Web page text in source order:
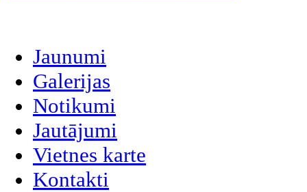
Jaunumi
Galerijas
Notikumi
Jautājumi
Vietnes karte
Kontakti